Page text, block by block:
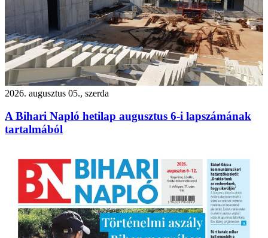
2026. augusztus 05., szerda
A Bihari Napló hetilap augusztus 6-i lapszámának
tartalmából